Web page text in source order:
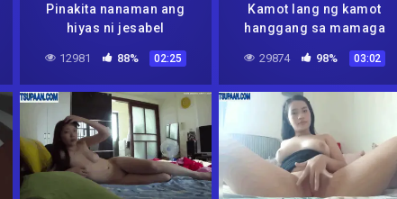
Pinakita nanaman ang
hiyas ni jesabel
12981 88% 02:25
Kamot lang ng kamot
hanggang sa mamaga
29874 98% 03:02